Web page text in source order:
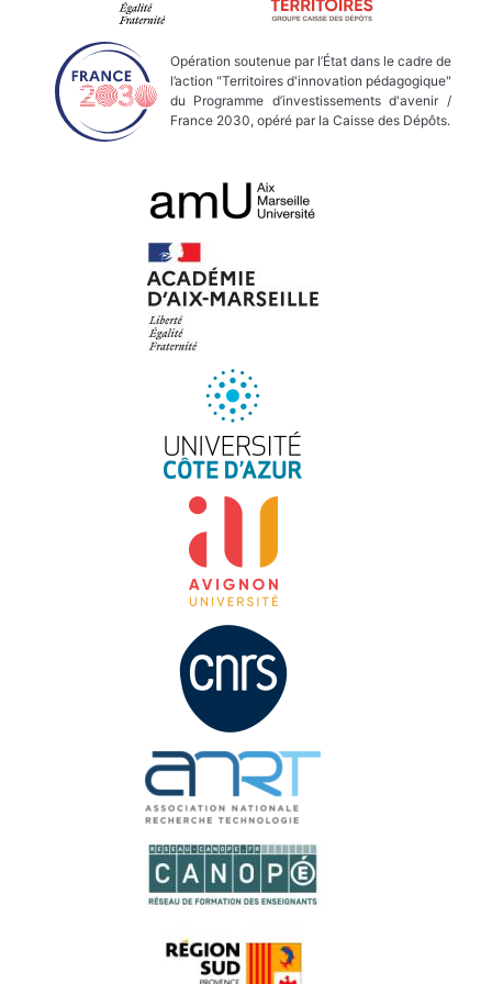
Opération soutenue par l’État dans le cadre de
l’action "Territoires d'innovation pédagogique"
du Programme d’investissements d'avenir /
France 2030, opéré par la Caisse des Dépôts.